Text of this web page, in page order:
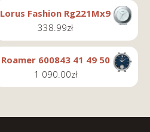
Lorus Fashion Rg221Mx9
338.99zł
Roamer 600843 41 49 50
1 090.00zł